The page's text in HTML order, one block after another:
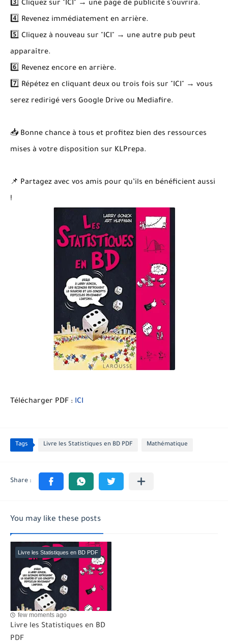
3️⃣ Cliquez sur "ICI" → une page de publicité s’ouvrira.
4️⃣ Revenez immédiatement en arrière.
5️⃣ Cliquez à nouveau sur "ICI" → une autre pub peut
apparaître.
6️⃣ Revenez encore en arrière.
7️⃣ Répétez en cliquant deux ou trois fois sur "ICI" → vous
serez redirigé vers Google Drive ou Mediafire.
📥 Bonne chance à tous et profitez bien des ressources
mises à votre disposition sur KLPrepa.
📌 Partagez avec vos amis pour qu’ils en bénéficient aussi
!
Télécharger PDF : ICI
Tags Livre les Statistiques en BD PDF Mathématique
You may like these posts
Livre les Statistiques en BD PDF
few moments ago
Livre les Statistiques en BD
PDF